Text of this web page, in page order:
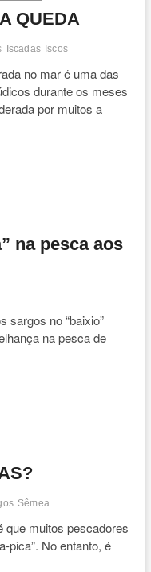
QUEDA
Iscadas Iscos
no mar é uma das
durante os meses
por muitos a
na pesca aos
sargos no “baixio”
na pesca de
Sêmea
que muitos pescadores
pica”. No entanto, é